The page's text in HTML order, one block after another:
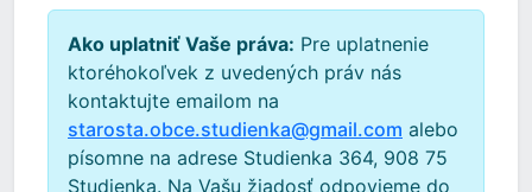
Ako uplatniť Vaše práva: Pre uplatnenie
ktoréhokoľvek z uvedených práv nás
kontaktujte emailom na
starosta.obce.studienka@gmail.com alebo
písomne na adrese Studienka 364, 908 75
Studienka. Na Vašu žiadosť odpovieme do